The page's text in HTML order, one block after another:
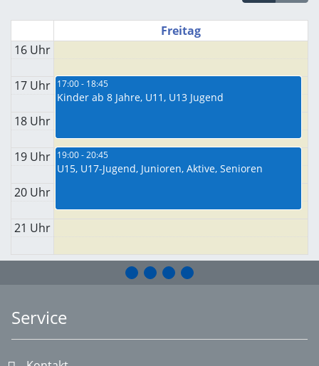
Freitag
16 Uhr
17 Uhr
18 Uhr
19 Uhr
20 Uhr
21 Uhr
17:00 - 18:45
Kinder ab 8 Jahre, U11, U13 Jugend
19:00 - 20:45
U15, U17-Jugend, Junioren, Aktive, Senioren
Service